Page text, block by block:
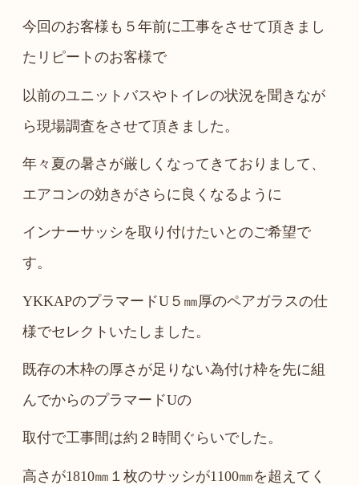
今回のお客様も５年前に工事をさせて頂きまし
たリピートのお客様で
以前のユニットバスやトイレの状況を聞きなが
ら現場調査をさせて頂きました。
年々夏の暑さが厳しくなってきておりまして、
エアコンの効きがさらに良くなるように
インナーサッシを取り付けたいとのご希望で
す。
YKKAPのプラマードU５㎜厚のペアガラスの仕
様でセレクトいたしました。
既存の木枠の厚さが足りない為付け枠を先に組
んでからのプラマードUの
取付で工事間は約２時間ぐらいでした。
高さが1810㎜１枚のサッシが1100㎜を超えてく